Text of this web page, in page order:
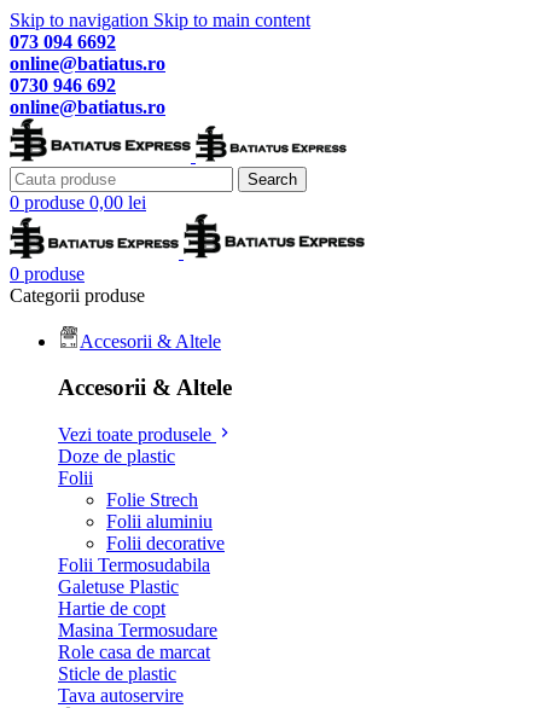
Skip to navigation Skip to main content
073 094 6692
online@batiatus.ro
0730 946 692
online@batiatus.ro
Search
0 produse 0,00 lei
0 produse
Categorii produse
Accesorii & Altele
Accesorii & Altele
Vezi toate produsele
Doze de plastic
Folii
Folie Strech
Folii aluminiu
Folii decorative
Folii Termosudabila
Galetuse Plastic
Hartie de copt
Masina Termosudare
Role casa de marcat
Sticle de plastic
Tava autoservire